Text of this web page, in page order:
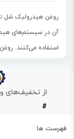
آن در سیستم‌های
درجه سانتی‌گراد
کاهش دما، کاهش
S 68 دارای فیلتراسیون بسیار عالی است.
از تخفیف‌های و
#
فهرست ها